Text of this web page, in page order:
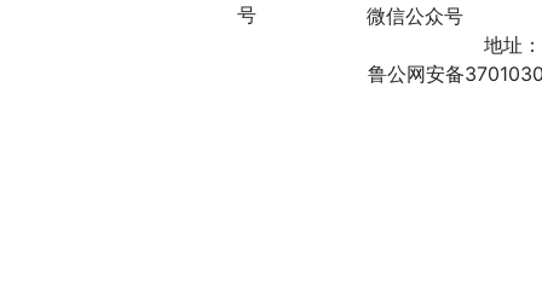
号
微信公众号
地址
鲁公网安备